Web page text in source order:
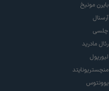
بایرن مونیخ
آرسنال
چلسی
رئال مادرید
لیورپول
منچستریونایتد
یوونتوس